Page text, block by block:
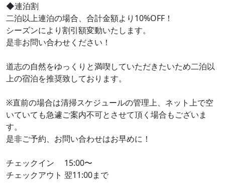
◆連泊割
二泊以上連泊の場合、合計金額より10%OFF！
シーズンにより割引額変動いたします。
是非お問い合わせください！
道志の自然をゆっくりと満喫していただきたいため二泊以
上の宿泊を推奨致しております。
※直前の場合は清掃スケジュールの管理上、ネット上で空
いていても急遽ご案内不可とさせて頂く場合もございま
す。
是非ご予約、お問い合わせはお早めに！
チェックイン 15:00〜
チェックアウト 翌11:00まで